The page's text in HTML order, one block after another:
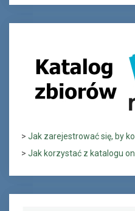
> Jak zarejestrować się, by
> Jak korzystać z katalogu